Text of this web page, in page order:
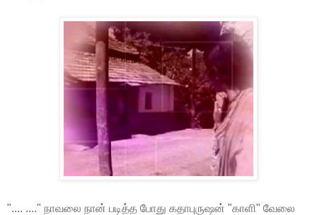
".... ...." நாவலை நான் படித்த போது கதாபுருஷன் "காளி" வேலை